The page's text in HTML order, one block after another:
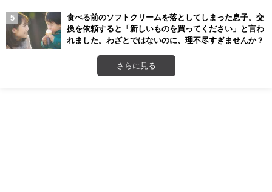
食べる前のソフトクリームを落としてしまった息子。交
換を依頼すると「新しいものを買ってください」と言わ
れました。わざとではないのに、理不尽すぎませんか？
さらに見る